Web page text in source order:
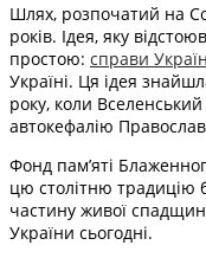
Шлях, розпочатий на
років. Ідея, яку
простою: справи
Україні. Ця ідея
року, коли
автокефалію
Фонд пам’яті
цю столітню традицію
частину живої
України сьогодні.